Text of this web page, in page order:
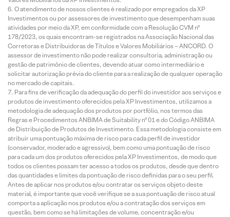
O atendimento de nossos clientes é realizado por empregados da XP
Investimentos ou por assessores de investimento que desempenham suas
atividades por meio da XP, em conformidade com a Resolução CVM nº
178/2023, os quais encontram-se registrados na Associação Nacional das
Corretoras e Distribuidoras de Títulos e Valores Mobiliários – ANCORD. O
assessor de investimento não pode realizar consultoria, administração ou
gestão de patrimônio de clientes, devendo atuar como intermediário e
solicitar autorização prévia do cliente para a realização de qualquer operação
no mercado de capitais.
Para fins de verificação da adequação do perfil do investidor aos serviços e
produtos de investimento oferecidos pela XP Investimentos, utilizamos a
metodologia de adequação dos produtos por portfólio, nos termos das
Regras e Procedimentos ANBIMA de Suitability nº 01 e do Código ANBIMA
de Distribuição de Produtos de Investimento. Essa metodologia consiste em
atribuir uma pontuação máxima de risco para cada perfil de investidor
(conservador, moderado e agressivo), bem como uma pontuação de risco
para cada um dos produtos oferecidos pela XP Investimentos, de modo que
todos os clientes possam ter acesso a todos os produtos, desde que dentro
das quantidades e limites da pontuação de risco definidas para o seu perfil.
Antes de aplicar nos produtos e/ou contratar os serviços objeto deste
material, é importante que você verifique se a sua pontuação de risco atual
comporta a aplicação nos produtos e/ou a contratação dos serviços em
questão, bem como se há limitações de volume, concentração e/ou